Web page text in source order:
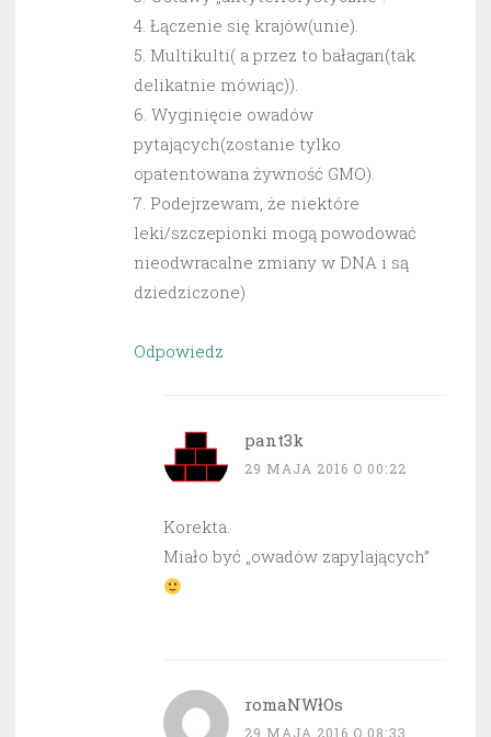
4. Łączenie się krajów(unie).
5. Multikulti( a przez to bałagan(tak
delikatnie mówiąc)).
6. Wyginięcie owadów
pytających(zostanie tylko
opatentowana żywność GMO).
7. Podejrzewam, że niektóre
leki/szczepionki mogą powodować
nieodwracalne zmiany w DNA i są
dziedziczone)
Odpowiedz
pant3k
29 MAJA 2016 O 00:22
Korekta.
Miało być „owadów zapylających”
romaNWłOs
29 MAJA 2016 O 08:33